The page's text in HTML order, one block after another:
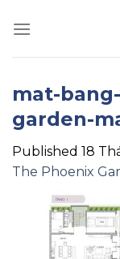
mat-
garden-
Published 18
The Phoenix